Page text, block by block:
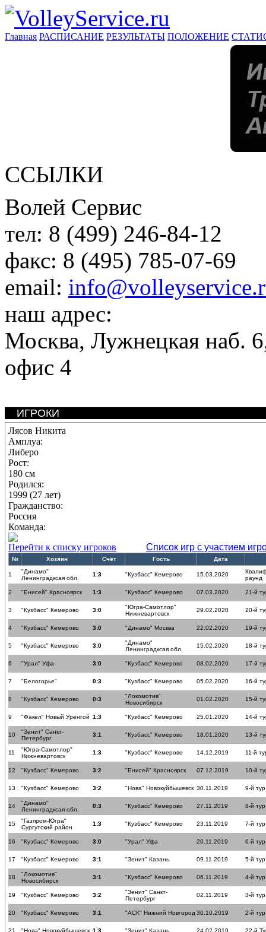
Главная РАСПИСАНИЕ РЕЗУЛЬТАТЫ ПОЛОЖЕНИЕ
ССЫЛКИ
Волей Сервис
тел: 8 (499) 246-84-12
факс: 8 (495) 785-07-69
email:
наш адрес:
Москва, Лужнецкая наб.
офис 4
ИГРОКИ
Лясов Никита
Амплуа:
Либеро
Рост:
180 см
Родился:
1999 (27 лет)
Гражданство:
Россия
Команда:
Перейти к списку игроков
Список игр с участием
№ Хозяин Счёт Гость Дата
1
"Динамо"
Ленинградксая обл.
1:3 "Кузбасс" Кемерово 15.03.2020
раунд
2 "Енисей" Красноярск 1:3 "Кузбасс" Кемерово 07.03.2020 21-й
3 "Кузбасс" Кемерово 3:0
"Югра-Самотлор"
Нижневартовск
29.02.2020 20-й
4 "Кузбасс" Кемерово 3:0 "Динамо" Москва 22.02.2020 19-й
5 "Кузбасс" Кемерово 3:0
"Динамо"
Ленинградксая обл.
15.02.2020 18-й
6 "Урал" Уфа 3:0 "Кузбасс" Кемерово 08.02.2020 17-й
7 "Белогорье" 0:3 "Кузбасс" Кемерово 05.02.2020 16-й
8 "Кузбасс" Кемерово 0:3
"Локомотив"
Новосибирск
01.02.2020 15-й
9 "Факел" Новый Уренгой 1:3 "Кузбасс" Кемерово 25.01.2020 14-й
10
"Зенит" Санкт-
Петербург
3:1 "Кузбасс" Кемерово 18.01.2020 13-й
11
"Югра-Самотлор"
Нижневартовск
1:3 "Кузбасс" Кемерово 14.12.2019 11-й
12 "Кузбасс" Кемерово 3:2 "Енисей" Красноярск 07.12.2019 10-й
13 "Кузбасс" Кемерово 3:2 "Нова" Новокуйбышевск 30.11.2019 9-й тур
14
"Динамо"
Ленинградксая обл.
0:3 "Кузбасс" Кемерово 27.11.2019 8-й тур
15
"Газпром-Югра"
Сургутский район
1:3 "Кузбасс" Кемерово 23.11.2019 7-й тур
16 "Кузбасс" Кемерово 3:0 "Урал" Уфа 20.11.2019 6-й тур
17 "Кузбасс" Кемерово 3:1 "Зенит" Казань 09.11.2019 5-й тур
18
"Локомотив"
Новосибирск
3:1 "Кузбасс" Кемерово 06.11.2019 4-й тур
19 "Кузбасс" Кемерово 3:2
"Зенит" Санкт-
Петербург
02.11.2019 3-й тур
20 "Кузбасс" Кемерово 3:1 "АСК" Нижний Новгород 30.10.2019 2-й тур
21 "Нова" Новокуйбышевск 1:3 "Зенит" Казань 24.02.2019 22-й